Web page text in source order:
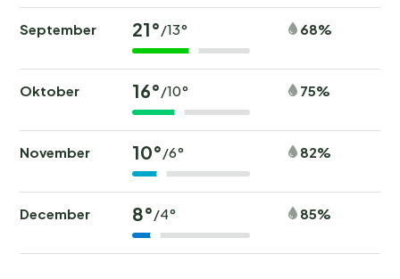
September 21°/13° 68%
Oktober 16°/10° 75%
November 10°/6° 82%
December 8°/4° 85%